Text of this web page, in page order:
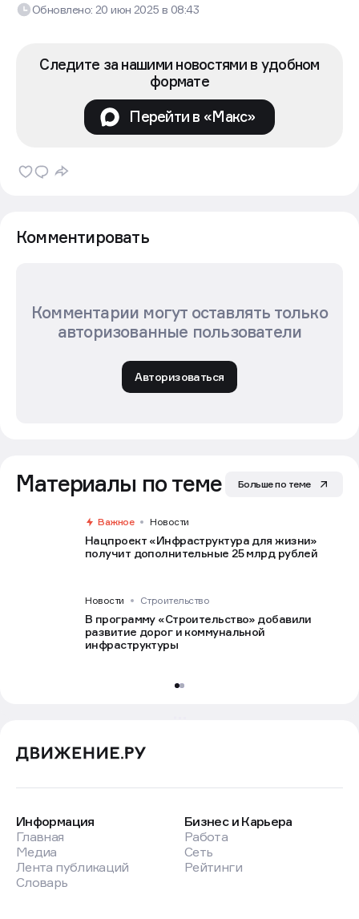
Обновлено: 20 июн 2025в 08:43
Следите за нашими новостями в удобном
формате
Перейти в «Макс»
Комментировать
Комментарии могут оставлять только
авторизованные пользователи
Авторизоваться
Материалы по теме Больше по теме
Важное Новости
Нацпроект «Инфраструктура для жизни»
получит дополнительные 25 млрд рублей
Новости Строительство
В программу «Строительство» добавили
развитие дорог и коммунальной
инфраструктуры
Информация
Главная
Медиа
Лента публикаций
Словарь
Бизнес и Карьера
Работа
Сеть
Рейтинги